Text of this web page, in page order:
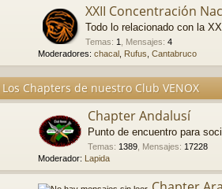
s
XXII Concentración
Todo lo relacionado con la
Temas: 1 Mensajes: 4
Moderadores: chacal Rufus Cantabruco
Los Chapters de nuestro Club VENOX
Chapter Andalusí
Punto de encuentro para
Temas: 1389 Mensajes: 17228
Moderador: Lapida